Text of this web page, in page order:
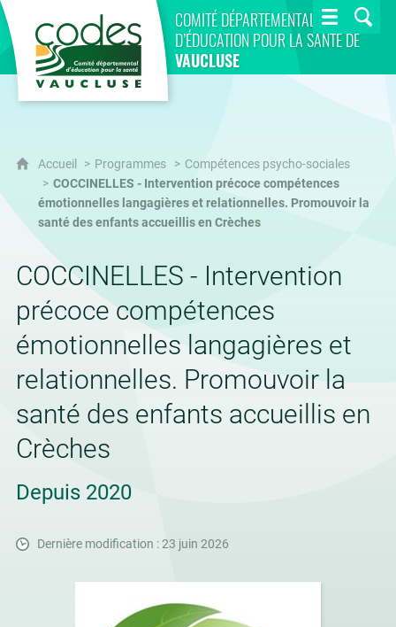
COMITÉ DÉPARTEMENTAL
D’ÉDUCATION POUR LA SANTÉ DE
VAUCLUSE
CoDES 84
Accueil Programmes
Compétences psycho-sociales
COCCINELLES - Intervention précoce compétences
émotionnelles langagières et relationnelles. Promouvoir la
santé des enfants accueillis en Crèches
COCCINELLES - Intervention
précoce compétences
émotionnelles langagières et
relationnelles. Promouvoir la
santé des enfants accueillis en
Crèches
Depuis 2020
Dernière modification : 23 juin 2026